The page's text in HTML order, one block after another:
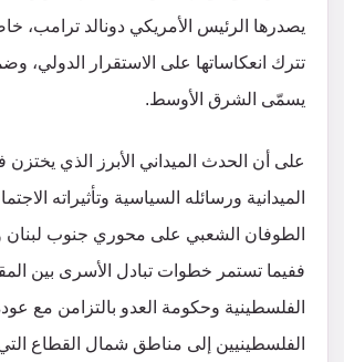
يصدرها الرئيس الأمريكي دونالد ترامب،
تترك انعكاساتها على الاستقرار الدولي،
يسمّى الشرق الأوسط.
على أن الحدث الميداني الأبرز الذي
الميدانية ورسائله السياسية وتأثيراته
الطوفان الشعبي على محوري جنوب لبنان
ففيما تستمر خطوات تبادل الأسرى بين
الفلسطينية وحكومة العدو بالتزامن مع
الفلسطينيين إلى مناطق شمال القطاع